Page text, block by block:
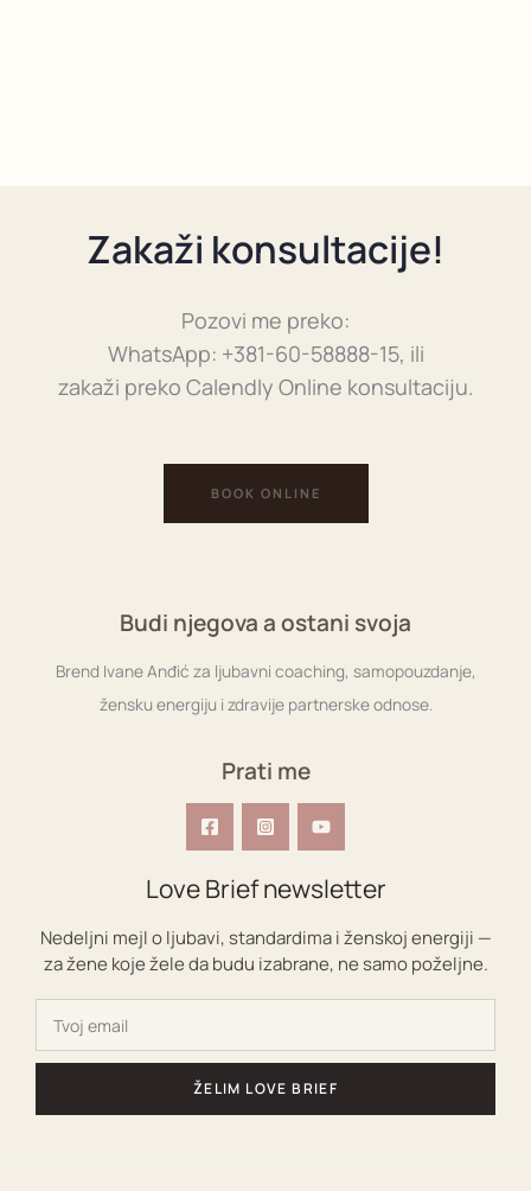
Zakaži konsultacije!
Pozovi me preko:
WhatsApp: +381-60-58888-15, ili
zakaži preko Calendly Online konsultaciju.
BOOK ONLINE
Budi njegova a ostani svoja
Brend Ivane Anđić za ljubavni coaching, samopouzdanje,
žensku energiju i zdravije partnerske odnose.
Prati me
Love Brief newsletter
Nedeljni mejl o ljubavi, standardima i ženskoj energiji —
za žene koje žele da budu izabrane, ne samo poželjne.
ŽELIM LOVE BRIEF